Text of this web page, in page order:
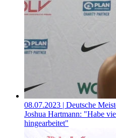
08.07.2023 | Deutsche
Joshua Hartmann: "Habe
hingearbeitet"